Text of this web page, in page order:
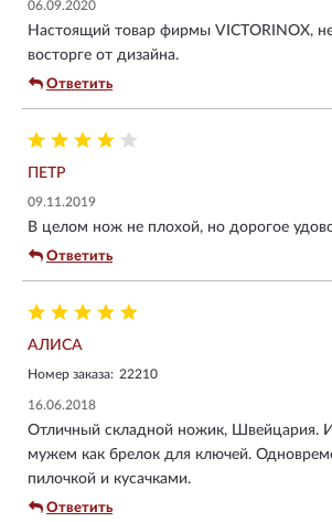
06.09.2020
Настоящий товар фирмы VICTORINOX,
восторге от дизайна.
Ответить
ПЕТР
09.11.2019
В целом нож не плохой, но дорогое
Ответить
АЛИСА
Номер заказа: 22210
16.06.2018
Отличный складной ножик, Швейцария.
мужем как брелок для ключей.
пилочкой и кусачками.
Ответить